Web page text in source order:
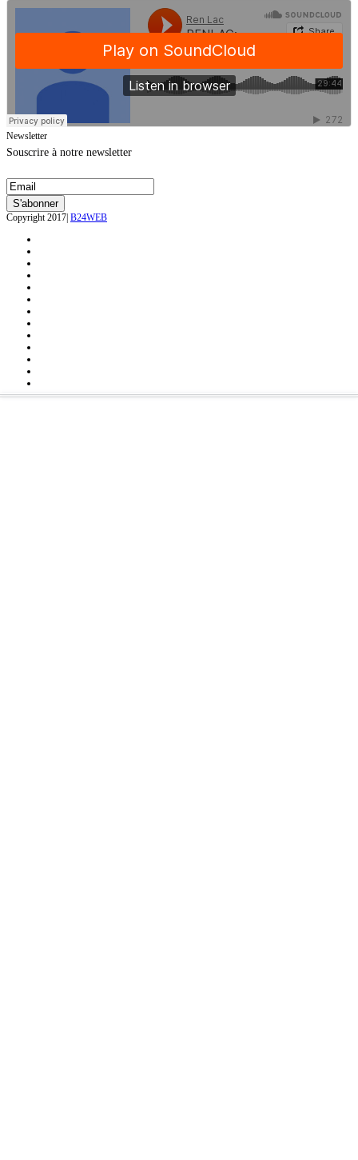
Newsletter
Souscrire à notre newsletter
Copyright 2017| B24WEB